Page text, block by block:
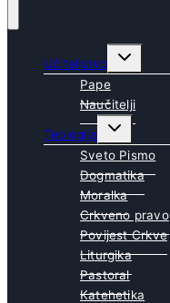
Učiteljstvo
Toggle
child
Pape
Naučitelji
Teologija
Toggle
child
menu
Sveto Pismo
Dogmatika
Moralka
Crkveno pravo
Povijest Crkve
Liturgika
Pastoral
Katehetika